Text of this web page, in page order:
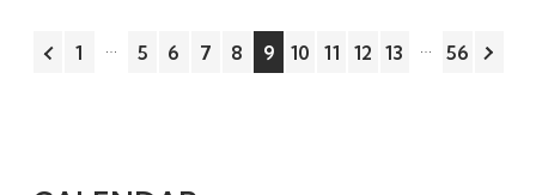
1 5 6 7 8 9 10 11 12 13 56